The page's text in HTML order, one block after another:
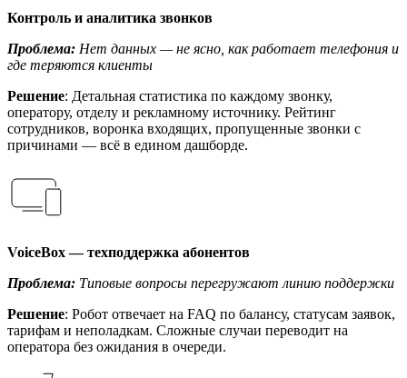
Контроль и аналитика звонков
Проблема: Нет данных — не ясно, как работает телефония и
где теряются клиенты
Решение: Детальная статистика по каждому звонку,
оператору, отделу и рекламному источнику. Рейтинг
сотрудников, воронка входящих, пропущенные звонки с
причинами — всё в едином дашборде.
VoiceBox — техподдержка абонентов
Проблема: Типовые вопросы перегружают линию поддержки
Решение: Робот отвечает на FAQ по балансу, статусам заявок,
тарифам и неполадкам. Сложные случаи переводит на
оператора без ожидания в очереди.